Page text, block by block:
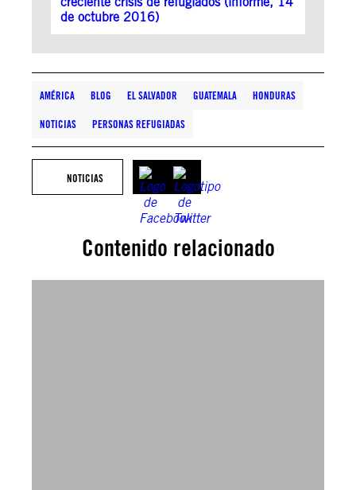
de octubre 2016)
AMÉRICA BLOG EL SALVADOR GUATEMALA HONDURAS
NOTICIAS PERSONAS REFUGIADAS
NOTICIAS
Contenido relacionado